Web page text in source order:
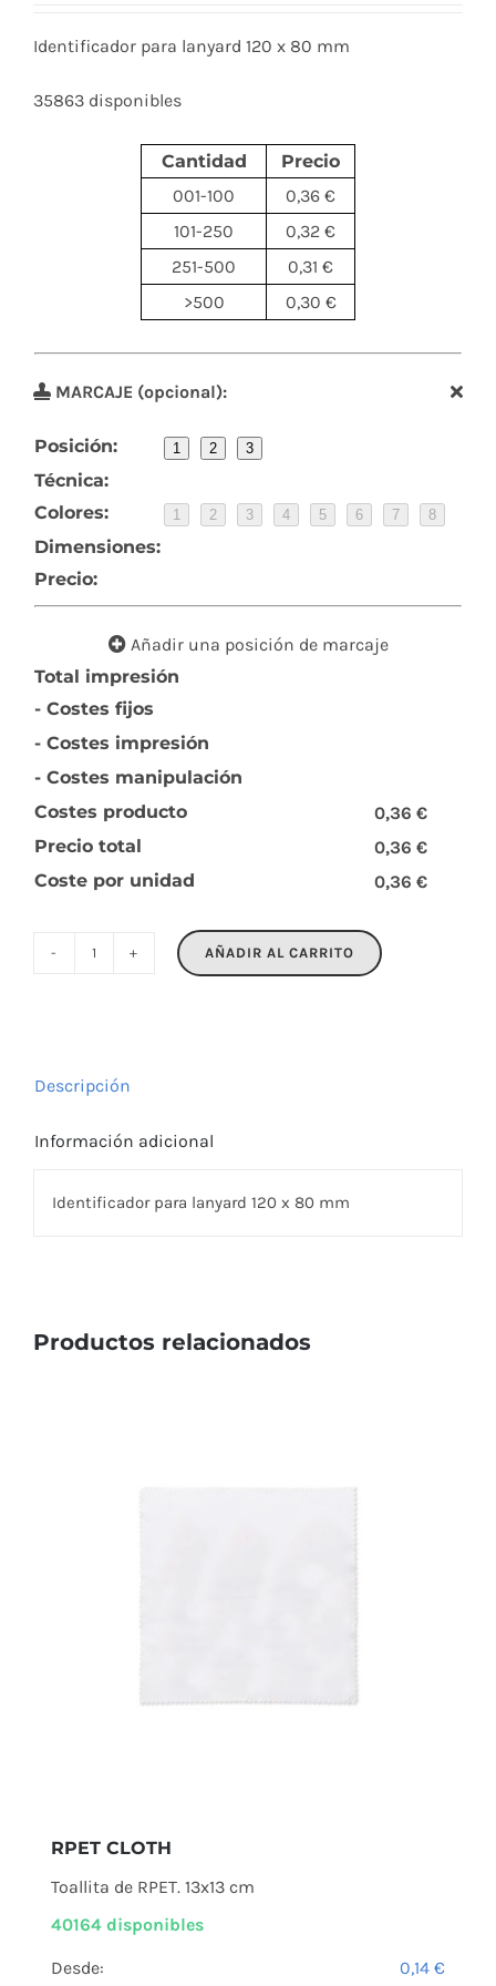
Identificador para lanyard 120 x 80 mm
35863 disponibles
Cantidad
Precio
001-100
0,36 €
101-250
0,32 €
251-500
0,31 €
>500
0,30 €
MARCAJE (opcional):
Posición: 1 2 3
Técnica:
Colores:
1 2 3 4 5 6 7 8
Dimensiones:
Precio:
Añadir una posición de marcaje
Total impresión
- Costes fijos
- Costes impresión
- Costes manipulación
Costes producto
0,36 €
Precio total
0,36 €
Coste por unidad
0,36 €
AÑADIR AL CARRITO
Descripción
Información adicional
Identificador para lanyard 120 x 80 mm
Productos relacionados
RPET CLOTH
Toallita de RPET. 13x13 cm
40164 disponibles
Desde: 0,14€